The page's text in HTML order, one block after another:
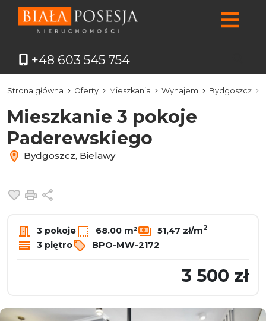
+48 603 545 754
Strona główna Oferty Mieszkania Wynajem Bydgoszcz
Mieszkanie 3 pokoje
Paderewskiego
Bydgoszcz, Bielawy
Dodaj do ulubionych
Drukuj
3 pokoje 68.00 m² 51,47 zł/m2
3 piętro BPO-MW-2172
3 500 zł